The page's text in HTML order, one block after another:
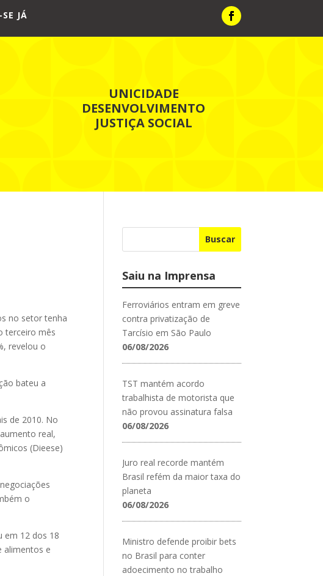
JÁ
UNICIDADE
DESENVOLVIMENTO
JUSTIÇA SOCIAL
no setor tenha
terceiro mês
revelou o
bateu a
de 2010. No
real,
(Dieese)
o
em 12 dos 18
alimentos e
Buscar
Saiu na Imprensa
Ferroviários entram em greve
contra privatização de
Tarcísio em São Paulo
06/08/2026
TST mantém acordo
trabalhista de motorista que
não provou assinatura falsa
06/08/2026
Juro real recorde mantém
Brasil refém da maior taxa do
planeta
06/08/2026
Ministro defende proibir bets
no Brasil para conter
adoecimento no trabalho